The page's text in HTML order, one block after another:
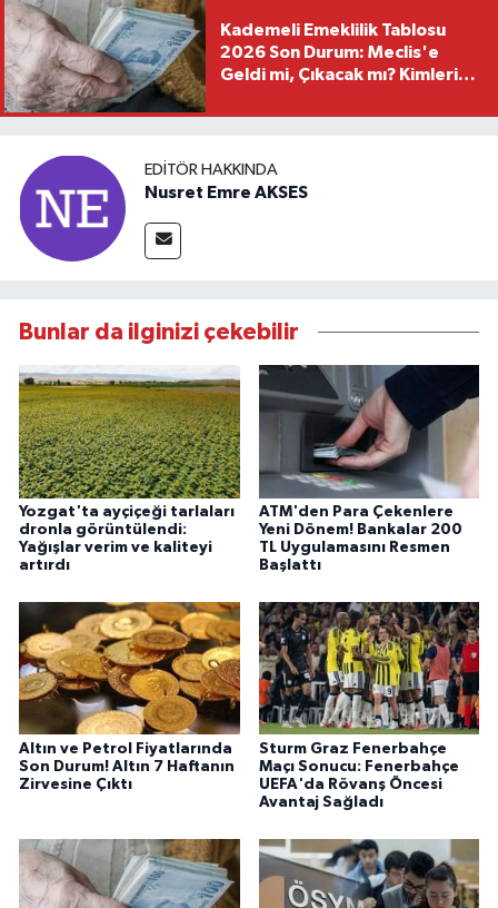
Kademeli Emeklilik Tablosu
2026 Son Durum: Meclis'e
Geldi mi, Çıkacak mı? Kimleri
EDITÖR HAKKINDA
Nusret Emre AKSES
Bunlar da ilginizi çekebilir
Yozgat'ta ayçiçeği tarlaları
dronla görüntülendi:
Yağışlar verim ve kaliteyi
artırdı
ATM'den Para Çekenlere
Yeni Dönem! Bankalar 200
TL Uygulamasını Resmen
Başlattı
Altın ve Petrol Fiyatlarında
Son Durum! Altın 7 Haftanın
Zirvesine Çıktı
Sturm Graz Fenerbahçe
Maçı Sonucu: Fenerbahçe
UEFA'da Rövanş Öncesi
Avantaj Sağladı